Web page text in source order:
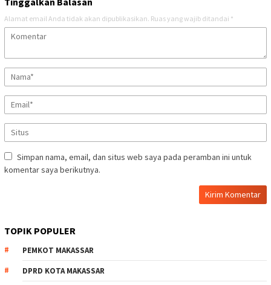
Alamat email Anda tidak akan dipublikasikan. Ruas yang wajib ditandai *
Simpan nama, email, dan situs web saya pada peramban ini untuk
komentar saya berikutnya.
TOPIK POPULER
PEMKOT MAKASSAR
DPRD KOTA MAKASSAR